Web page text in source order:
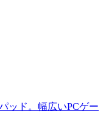
ッド。幅広いPCゲー